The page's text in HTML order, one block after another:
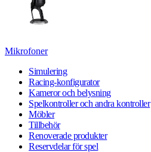
Mikrofoner
Simulering
Racing-konfigurator
Kameror och belysning
Spelkontroller och andra kontroller
Möbler
Tillbehör
Renoverade produkter
Reservdelar för spel